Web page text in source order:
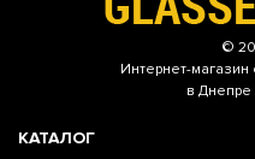
©
Интернет-магазин
в
КАТАЛОГ